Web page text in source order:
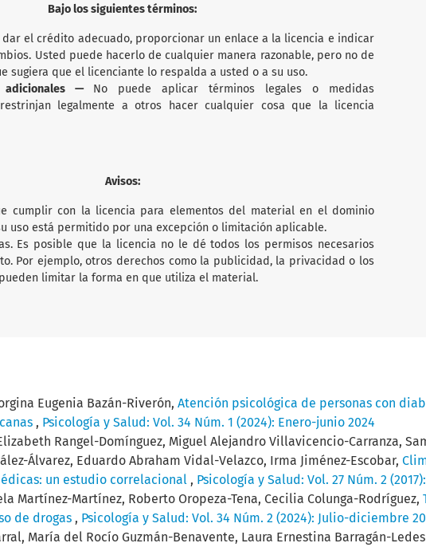
Bajo los siguientes términos:
el crédito adecuado, proporcionar un enlace a la licencia e indicar
Usted puede hacerlo de cualquier manera razonable, pero no de
sugiera que el licenciante lo respalda a usted o a su uso.
adicionales — No puede aplicar términos legales o medidas
legalmente a otros hacer cualquier cosa que la licencia
Avisos:
cumplir con la licencia para elementos del material en el dominio
uso está permitido por una excepción o limitación aplicable.
Es posible que la licencia no le dé todos los permisos necesarios
Por ejemplo, otros derechos como la publicidad, la privacidad o los
limitar la forma en que utiliza el material.
Eugenia Bazán-Riverón, Atención psicológica de personas con
, Psicología y Salud: Vol. 34 Núm. 1 (2024): Enero-junio 2024
Rangel-Domínguez, Miguel Alejandro Villavicencio-Carranza,
Álvarez, Eduardo Abraham Vidal-Velazco, Irma Jiménez-Escobar,
un estudio correlacional , Psicología y Salud: Vol. 27 Núm. 2
Martínez-Martínez, Roberto Oropeza-Tena, Cecilia Colunga-Rodríguez,
de drogas , Psicología y Salud: Vol. 34 Núm. 2 (2024): Julio-diciembre
María del Rocío Guzmán-Benavente, Laura Ernestina Barragán-